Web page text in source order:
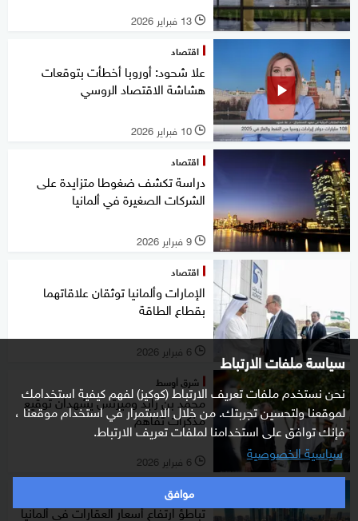
سياسة ملفات الارتباط
نحن نستخدم ملفات تعريف الارتباط (كوكيز) لفهم كيفية استخدامك
لموقعنا ولتحسين تجربتك. من خلال الاستمرار في استخدام موقعنا ،
فإنك توافق على استخدامنا لملفات تعريف الارتباط.
سياسية الخصوصية
موافق
l 13 فبراير 2026
اقتصاد
علا شحود: أوروبا أخطأت بتوقعات
هشاشة الاقتصاد الروسي
l 10 فبراير 2026
اقتصاد
دراسة تكشف ضغوطا متزايدة على
الشركات الصغيرة في ألمانيا
l 9 فبراير 2026
اقتصاد
الإمارات وألمانيا توثقان علاقاتهما
بقطاع الطاقة
l 6 فبراير 2026
شرق أوسط
محمد بن زايد وميرتس يشهدان توقيع
مذكرات تفاهم
l 6 فبراير 2026
اقتصاد
تباطؤ ارتفاع أسعار العقارات في ألمانيا